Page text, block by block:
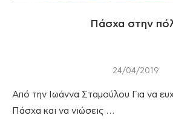
Πάσχα στην
24/04/2019
Από την Ιωάννα Σταμούλου Για να
Πάσχα και να νιώσεις …